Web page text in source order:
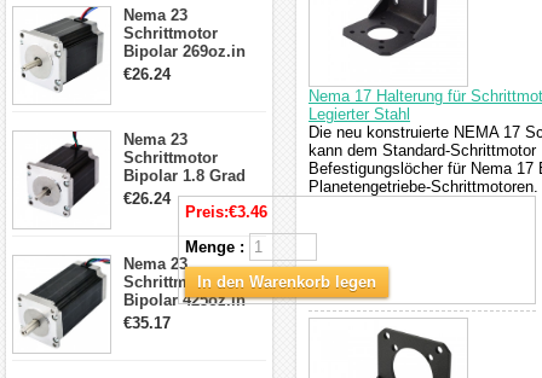
Nema 23
Schrittmotor
Bipolar 269oz.in
2,8A 57x57x76mm
€26.24
Nema 23
Schrittmotor
Bipolar 1.8 Grad
1.9Nm 3A 3.36V 4
Drähte CNC
CNC Fräse
€26.24
Nema 23
Schrittmotor
Bipolar 425oz.in
4.2A 57x57x114mm
€35.17
Nema 17 Halterung für
Legierter Stahl
Die neu konstruierte NEMA 17
kann dem Standard-
Befestigungslöcher für Nema
Planetengetriebe-Schrittmotoren.
Preis:€3.46
Menge :
In den Warenkorb legen